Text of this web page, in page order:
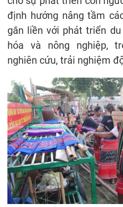
định hướng nâng tầm
gắn liền với phát triển
hóa và nông nghiệp,
nghiên cứu, trải nghiệm